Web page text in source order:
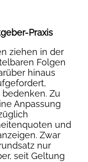
Praxis
ziehen in der
Folgen
hinaus
Zu
Anpassung
und
Zwar
nur
seit Geltung